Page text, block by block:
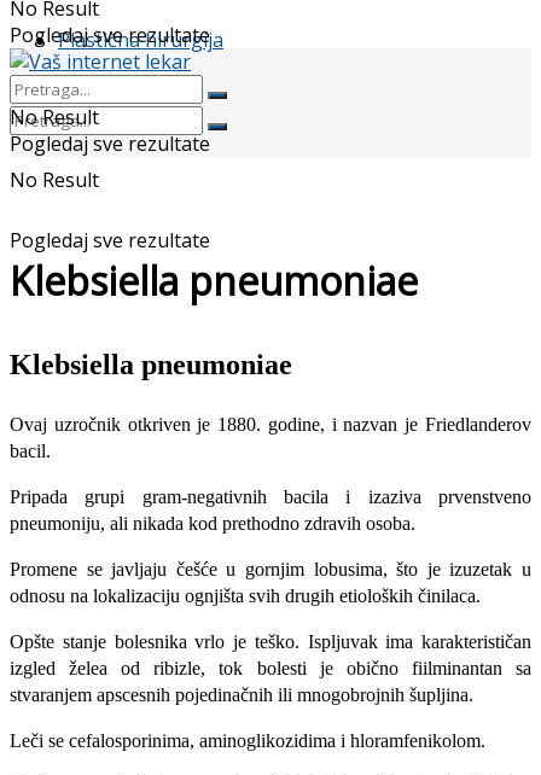
Plastična hirurgija
No Result
Pogledaj sve rezultate
No Result
Pogledaj sve rezultate
No Result
Pogledaj sve rezultate
Klebsiella pneumoniae
Klebsiella pneumoniae
Ovaj uzro­čnik otkriven je 1880. godine, i nazvan je Friedlanderov
bacil.
Pripada grupi gram-negativnih bacila i izaziva prvenstveno
pneumoniju, ali nikada kod prethodno zdravih osoba.
Promene se javljaju češće u gornjim lobusima, što je izuzetak u
odnosu na loka­lizaciju ognjišta svih drugih etioloških čini­laca.
Opšte stanje bolesnika vrlo je teško. Ispljuvak ima karakterističan
izgled želea od ribizle, tok bolesti je obično fiilminantan sa
stvaranjem apscesnih pojedinačnih ili mno­gobrojnih šupljina.
Leči se cefalosporinima, aminoglikozidima i hloramfenikolom.